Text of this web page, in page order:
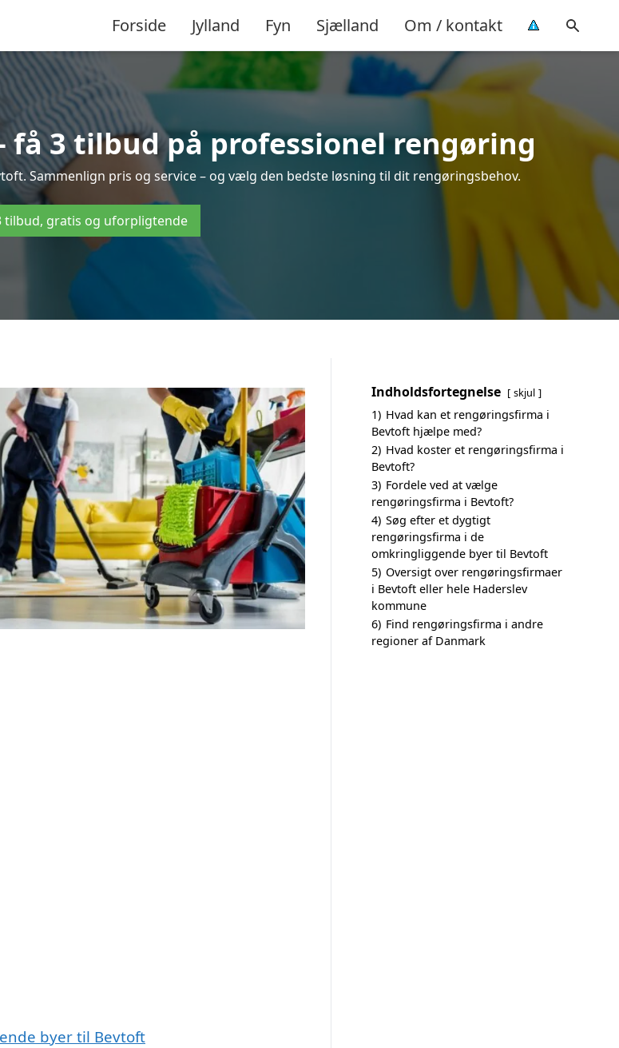
Forside Jylland Fyn Sjælland Om / kontakt
3 tilbud på professionel rengøring
Sammenlign pris og service – og vælg den bedste løsning til dit rengøringsbehov.
tilbud, gratis og uforpligtende
byer til Bevtoft
Indholdsfortegnelse skjul
1) Hvad kan et rengøringsfirma i
Bevtoft hjælpe med?
2) Hvad koster et rengøringsfirma i
Bevtoft?
3) Fordele ved at vælge
rengøringsfirma i Bevtoft?
4) Søg efter et dygtigt
rengøringsfirma i de
omkringliggende byer til Bevtoft
5) Oversigt over rengøringsfirmaer
i Bevtoft eller hele Haderslev
kommune
6) Find rengøringsfirma i andre
regioner af Danmark